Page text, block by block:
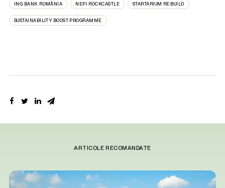
ING BANK ROMÂNIA NEPI ROCKCASTLE STARTARIUM RE:BUILD
SUSTAINABILITY BOOST PROGRAMME
ARTICOLE RECOMANDATE